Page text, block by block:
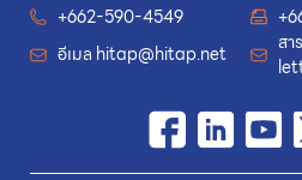
+662-590-4549
อีเมล hitap@hitap.net
ส